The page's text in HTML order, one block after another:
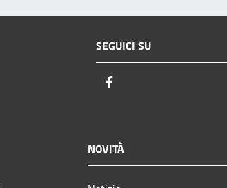
SEGUICI SU
NOVITÀ